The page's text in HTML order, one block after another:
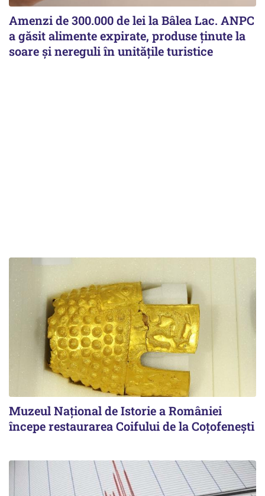
Amenzi de 300.000 de lei la Bâlea Lac. ANPC
a găsit alimente expirate, produse ținute la
soare și nereguli în unitățile turistice
Muzeul Național de Istorie a României
începe restaurarea Coifului de la Coțofenești